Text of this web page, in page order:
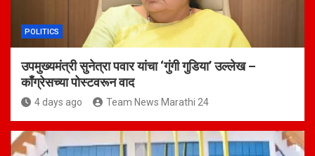
POLITICS
उपमुख्यमंत्री सुनेत्रा पवार यांचा ‘गुंगी गुडिया’ उल्लेख –
काँग्रेसच्या पोस्टवरून वाद
4 days ago Team News Marathi 24